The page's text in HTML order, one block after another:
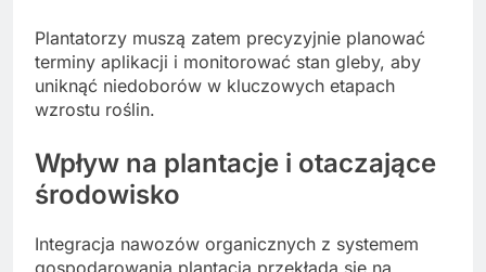
Plantatorzy muszą zatem precyzyjnie planować
terminy aplikacji i monitorować stan gleby, aby
uniknąć niedoborów w kluczowych etapach
wzrostu roślin.
Wpływ na plantacje i otaczające
środowisko
Integracja nawozów organicznych z systemem
gospodarowania plantacją przekłada się na